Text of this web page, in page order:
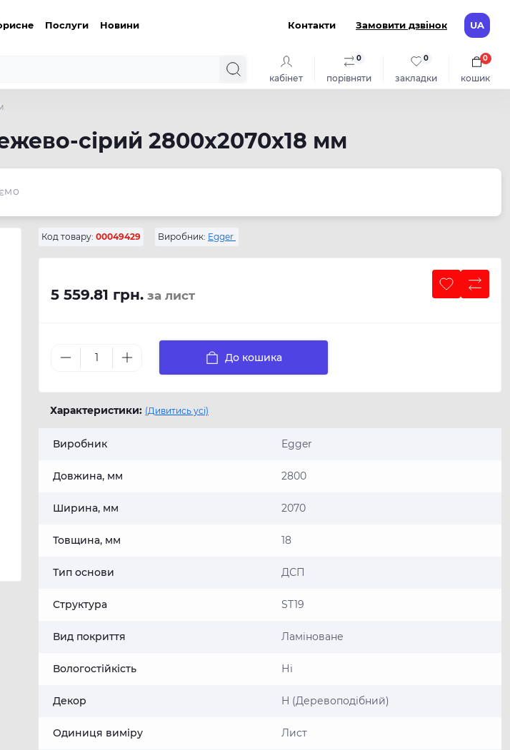
Послуги Новини Контакти Замовити дзвінок UA
кабінет порівняти
0
закладки
0
кошик
0
сірий 2800х2070х18 мм
Код товару: 00049429 Виробник: Egger
5 559.81 грн. за лист
До кошика
Характеристики: (Дивитись усі)
Виробник Egger
Довжина, мм 2800
Ширина, мм 2070
Товщина, мм 18
Тип основи ДСП
Структура ST19
Вид покриття Ламiноване
Вологостійкість Ні
Декор H (Деревоподібний)
Одиниця виміру Лист